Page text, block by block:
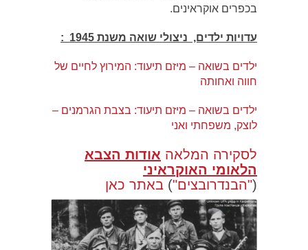
בכפרים אוקראינים.
עדויות ילדים, ניצולי שואה משנת 1945 :
ילדים בשואה – מיזם תיעוד: המירוץ לחיים של
חווה ואחותה
ילדים בשואה – מיזם תיעוד: בצבת הגרמנים –
לוצק, משפחתי ואני
לסקירה המלאה אודות הצבא
הלאומי האוקראיני
("הבנדרובצים") באתר כאן